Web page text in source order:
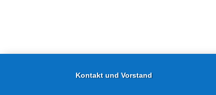
Kontakt und Vorstand